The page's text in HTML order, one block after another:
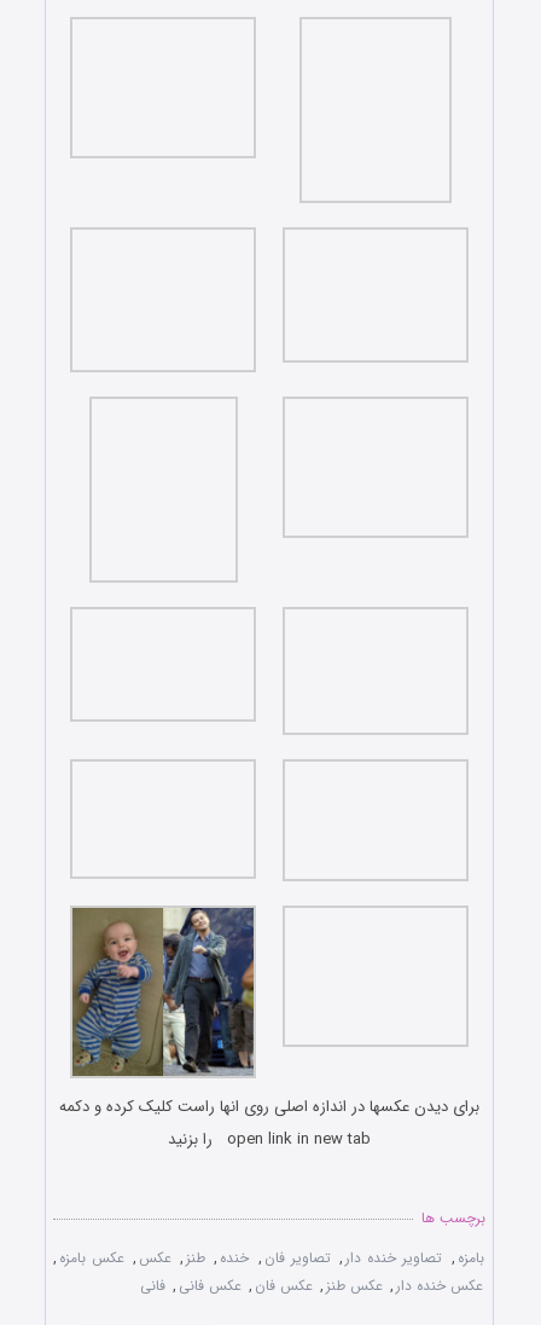
برای دیدن عکسها در اندازه اصلی روی انها راست کلیک کرده و دکمه
open link in new tab را بزنید
برچسب ها
بامزه , تصاویر خنده دار , تصاویر فان , خنده , طنز , عکس , عکس بامزه ,
عکس خنده دار , عکس طنز , عکس فان , عکس فانی , فانی